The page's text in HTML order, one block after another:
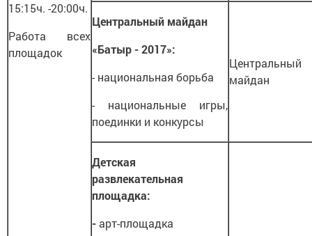
15:15ч. -20:00ч.
Работа всех
площадок
Центральный майдан
«Батыр - 2017»:
- национальная борьба
- национальные игры,
поединки и конкурсы
Центральный
майдан
Детская
развлекательная
площадка:
-арт-площадка